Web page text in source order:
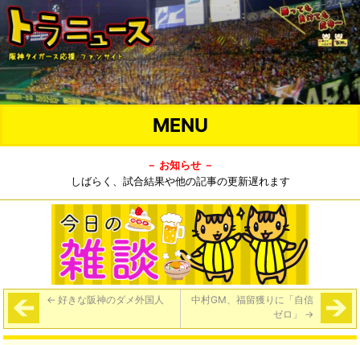
MENU
－ お知らせ －
しばらく、試合結果や他の記事の更新遅れます
← 好きな阪神のダメ外国人
中村GM、福留獲りに「自信
ゼロ」 →